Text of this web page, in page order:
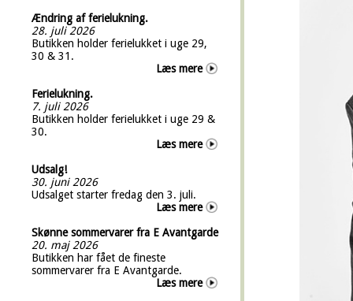
Ændring af ferielukning.
28. juli 2026
Butikken holder ferielukket i uge 29,
30 & 31.
Læs mere
Ferielukning.
7. juli 2026
Butikken holder ferielukket i uge 29 &
30.
Læs mere
Udsalg!
30. juni 2026
Udsalget starter fredag den 3. juli.
Læs mere
Skønne sommervarer fra E Avantgarde
20. maj 2026
Butikken har fået de fineste
sommervarer fra E Avantgarde.
Læs mere